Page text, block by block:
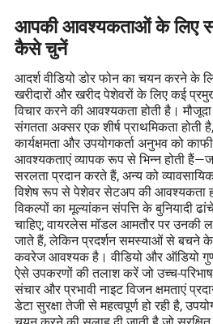
आपकी आवश्यकताओं के लिए
कैसे चुनें
आदर्श वीडियो डोर फोन का चयन करने के
खरीदारों और खरीद पेशेवरों के लिए कई
विचार करने की आवश्यकता होती है।
संगतता अक्सर एक शीर्ष प्राथमिकता
कार्यक्षमता और उपयोगकर्ता अनुभव को
आवश्यकताएं व्यापक रूप से भिन्न होती
सरलता प्रदान करते हैं, अन्य को
विशेष रूप से पेशेवर सेटअप की आवश्यकता
विकल्पों का मूल्यांकन संपत्ति के बुनियादी
चाहिए; वायरलेस मॉडल आमतौर पर उनकी
जाते हैं, लेकिन प्रदर्शन समस्याओं से बचने के
कवरेज आवश्यक है। वीडियो और ऑडियो
ऐसे उपकरणों की तलाश करें जो उच्च-
संचार और प्रभावी नाइट विजन क्षमताएं
डेटा सुरक्षा तेजी से महत्वपूर्ण हो रही है,